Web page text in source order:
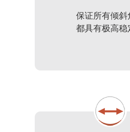
保证所有倾斜
都具有极高稳